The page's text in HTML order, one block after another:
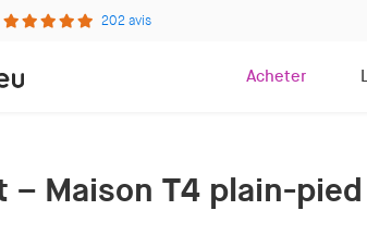
202 avis
Acheter
– Maison T4 plain-